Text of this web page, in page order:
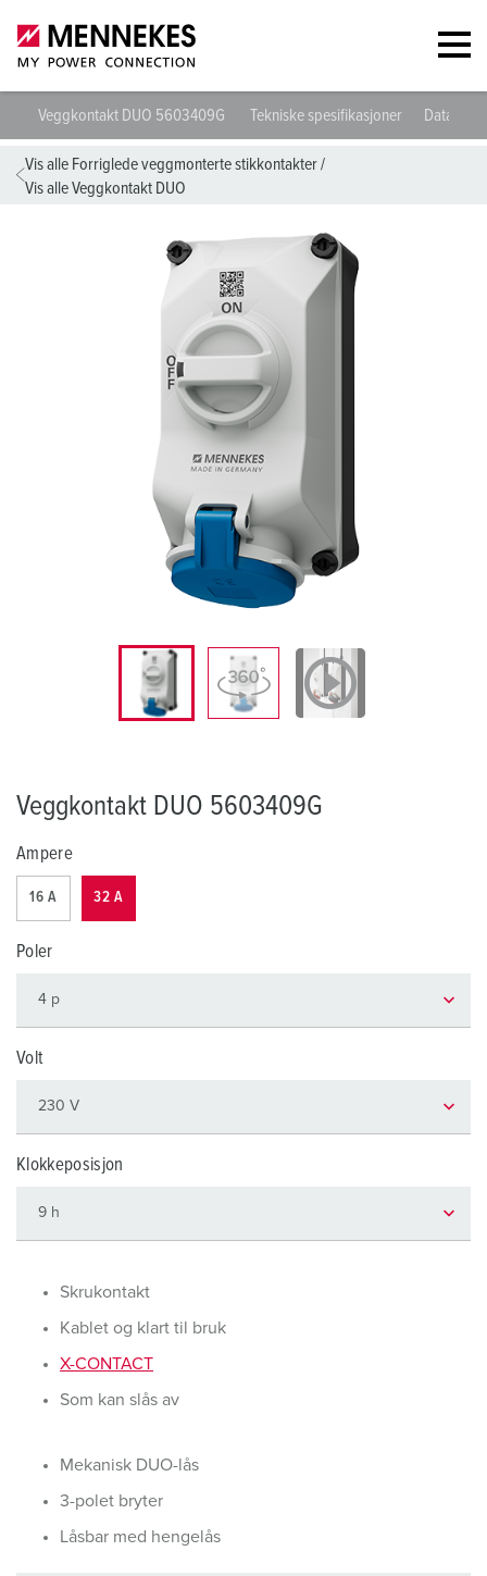
Veggkontakt DUO 5603409G Tekniske spesifikasjoner Datablad
Vis alle Forriglede veggmonterte stikkontakter/
Vis alle Veggkontakt DUO
Veggkontakt DUO 5603409G
Ampere
16 A 32 A
Poler
Volt
Klokkeposisjon
Skrukontakt
Kablet og klart til bruk
X-CONTACT
Som kan slås av
Mekanisk DUO-lås
3-polet bryter
Låsbar med hengelås